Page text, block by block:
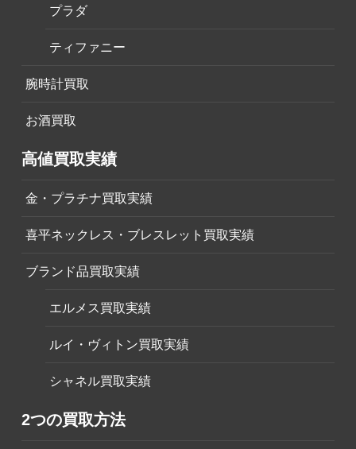
プラダ
ティファニー
腕時計買取
お酒買取
高値買取実績
金・プラチナ買取実績
喜平ネックレス・ブレスレット買取実績
ブランド品買取実績
エルメス買取実績
ルイ・ヴィトン買取実績
シャネル買取実績
2つの買取方法